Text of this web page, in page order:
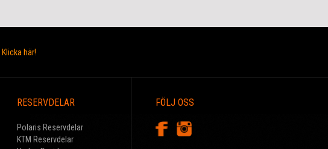
Klicka här!
RESERVDELAR
Polaris Reservdelar
KTM Reservdelar
FÖLJ OSS